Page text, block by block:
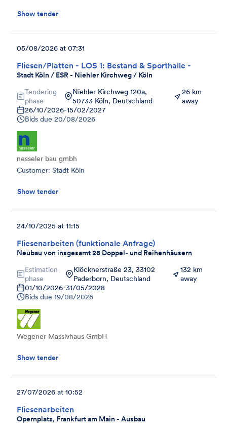
Show tender
Fliesen/Platten - LOS 1: Bestand & Sporthalle -
Stadt Köln / ESR - Niehler Kirchweg / Köln
05/08/2026 at 07:31
Tendering
phase
Niehler Kirchweg 120a,
50733 Köln, Deutschland
26 km
away
26/10/2026-15/02/2027
Bids due 20/08/2026
nesseler bau gmbh
Customer: Stadt Köln
Show tender
Fliesenarbeiten (funktionale Anfrage)
Neubau von insgesamt 28 Doppel- und Reihenhäusern
24/10/2025 at 11:15
Estimation
phase
Klöcknerstraße 23, 33102
Paderborn, Deutschland
132 km
away
01/10/2026-31/05/2028
Bids due 19/08/2026
Wegener Massivhaus GmbH
Show tender
Fliesenarbeiten
Opernplatz, Frankfurt am Main - Ausbau
27/07/2026 at 10:52